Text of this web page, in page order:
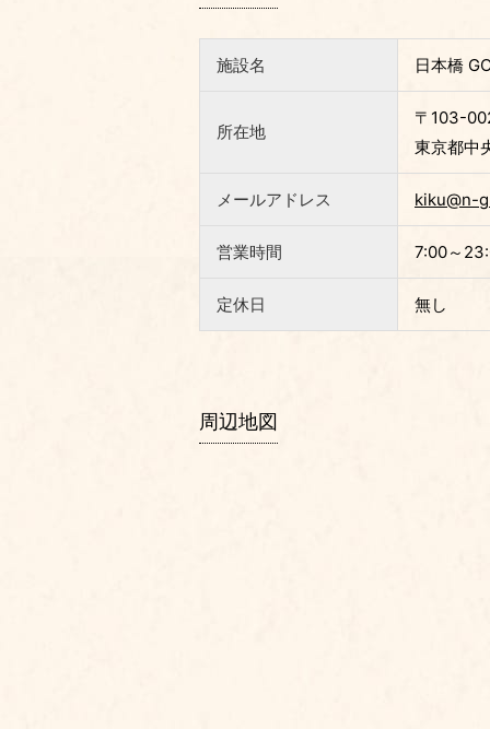
施設名 日本橋
所在地
〒103-
東京都中
メールアドレス kiku@n-
営業時間 7:00～
定休日 無し
周辺地図